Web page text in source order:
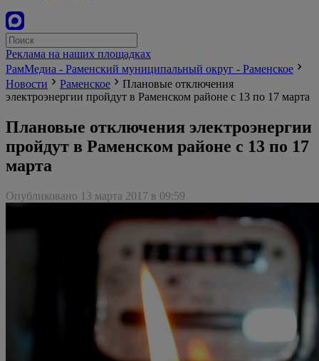
Реклама на наших площадках
РамМедиа - Раменский муниципальный округ - Раменское
Новости
Раменское
Плановые отключения
электроэнергии пройдут в Раменском районе с 13 по 17 марта
Плановые отключения электроэнергии
пройдут в Раменском районе с 13 по 17
марта
Опубликовано 13 марта 2017 в 09:59